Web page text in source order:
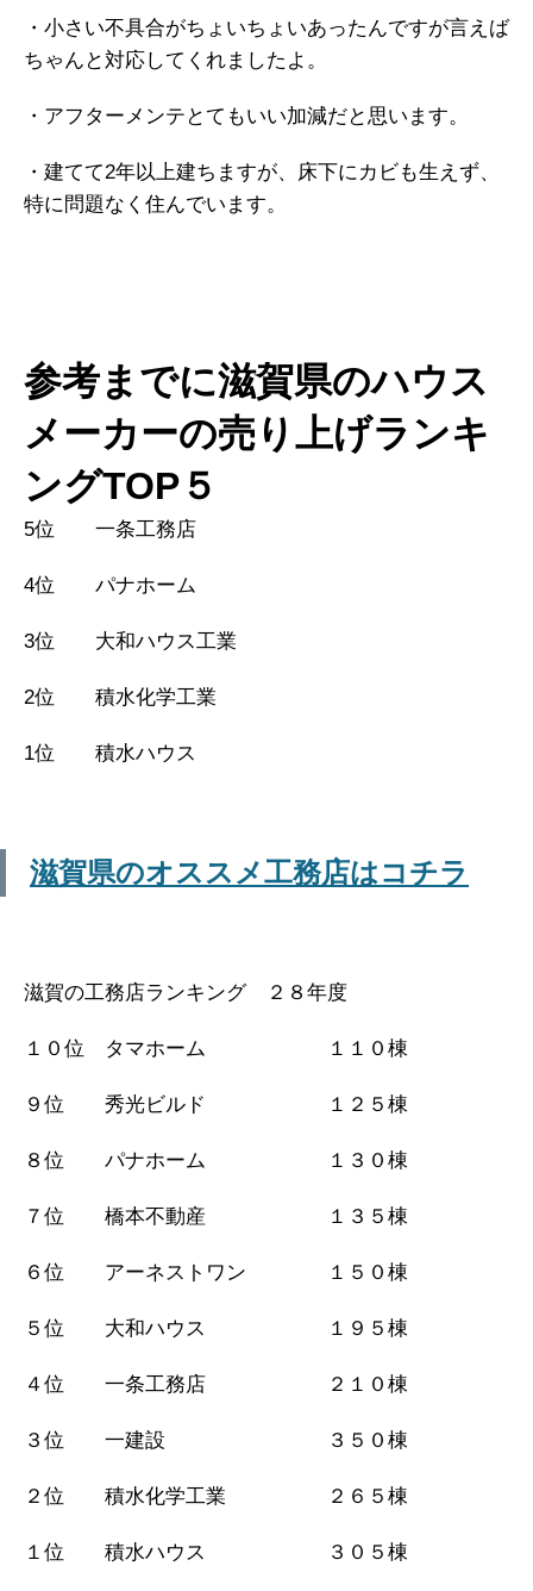
・小さい不具合がちょいちょいあったんですが言えば
ちゃんと対応してくれましたよ。
・アフターメンテとてもいい加減だと思います。
・建てて2年以上建ちますが、床下にカビも生えず、
特に問題なく住んでいます。
参考までに滋賀県のハウス
メーカーの売り上げランキ
ングTOP５
5位 一条工務店
4位 パナホーム
3位 大和ハウス工業
2位 積水化学工業
1位 積水ハウス
滋賀県のオススメ工務店はコチラ
滋賀の工務店ランキング ２８年度
１０位 タマホーム １１０棟
９位 秀光ビルド １２５棟
８位 パナホーム １３０棟
７位 橋本不動産 １３５棟
６位 アーネストワン １５０棟
５位 大和ハウス １９５棟
４位 一条工務店 ２１０棟
３位 一建設 ３５０棟
２位 積水化学工業 ２６５棟
１位 積水ハウス ３０５棟